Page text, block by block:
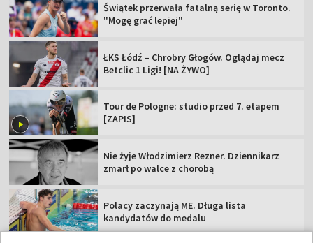
Świątek przerwała fatalną serię w Toronto.
"Mogę grać lepiej"
ŁKS Łódź – Chrobry Głogów. Oglądaj mecz
Betclic 1 Ligi! [NA ŻYWO]
Tour de Pologne: studio przed 7. etapem
[ZAPIS]
Nie żyje Włodzimierz Rezner. Dziennikarz
zmarł po walce z chorobą
Polacy zaczynają ME. Długa lista
kandydatów do medalu